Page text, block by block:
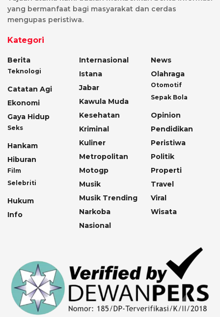
yang bermanfaat bagi masyarakat dan cerdas
mengupas peristiwa.
Kategori
Berita
Teknologi
Catatan Agi
Ekonomi
Gaya Hidup
Seks
Hankam
Hiburan
Film
Selebriti
Hukum
Info
Internasional
Istana
Jabar
Kawula Muda
Kesehatan
Kriminal
Kuliner
Metropolitan
Motogp
Musik
Musik Trending
Narkoba
Nasional
News
Olahraga
Otomotif
Sepak Bola
Opinion
Pendidikan
Peristiwa
Politik
Properti
Travel
Viral
Wisata